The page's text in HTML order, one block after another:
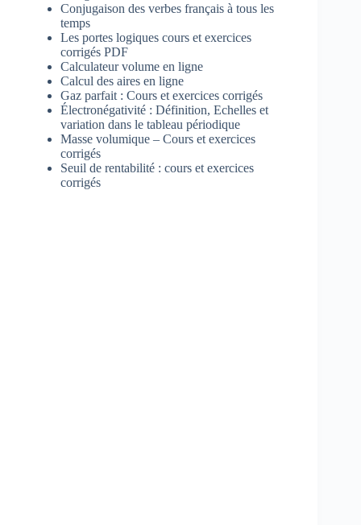
Conjugaison des verbes français à tous les
temps
Les portes logiques cours et exercices
corrigés PDF
Calculateur volume en ligne
Calcul des aires en ligne
Gaz parfait : Cours et exercices corrigés
Électronégativité : Définition, Echelles et
variation dans le tableau périodique
Masse volumique – Cours et exercices
corrigés
Seuil de rentabilité : cours et exercices
corrigés